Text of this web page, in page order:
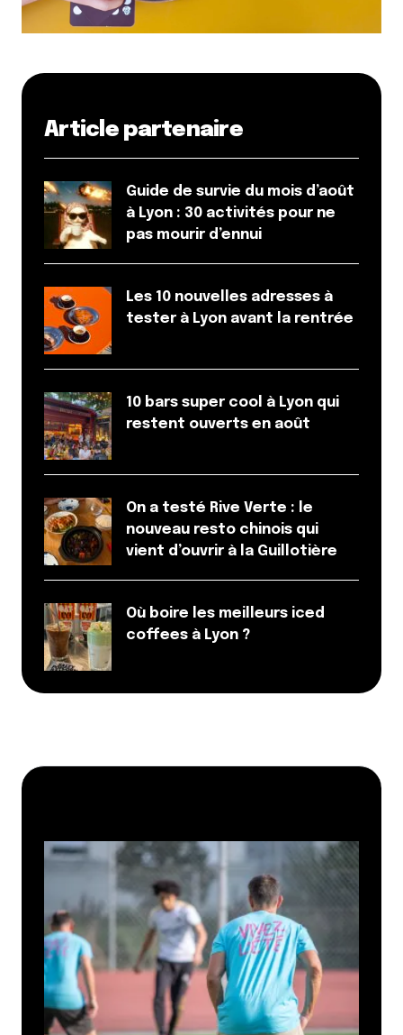
Article partenaire
Guide de survie du mois d’août
à Lyon : 30 activités pour ne
pas mourir d’ennui
Les 10 nouvelles adresses à
tester à Lyon avant la rentrée
10 bars super cool à Lyon qui
restent ouverts en août
On a testé Rive Verte : le
nouveau resto chinois qui
vient d’ouvrir à la Guillotière
Où boire les meilleurs iced
coffees à Lyon ?